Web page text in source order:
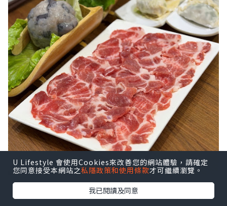
喜歡吃牛的話就必點這份特級手切牛頸脊
U Lifestyle 會使用Cookies來改善您的網站體驗，請確定
您同意接受本網站之私隱政策和使用條款才可繼續瀏覽。
我已閱讀及同意